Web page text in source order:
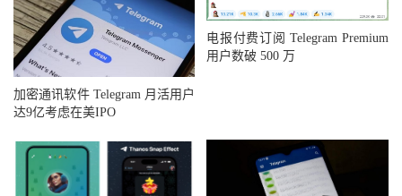
加密通讯软件 Telegram 月活用户
达9亿考虑在美IPO
电报付费订阅 Telegram Premium
用户数破 500 万